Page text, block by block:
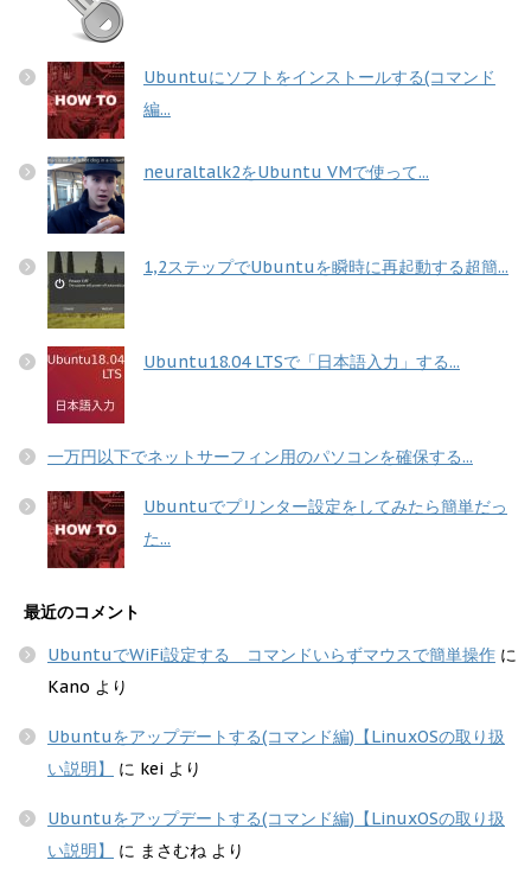
Ubuntuにソフトをインストールする(コマンド
編...
neuraltalk2をUbuntu VMで使って...
1,2ステップでUbuntuを瞬時に再起動する超簡...
Ubuntu18.04 LTSで「日本語入力」する...
一万円以下でネットサーフィン用のパソコンを確保する...
Ubuntuでプリンター設定をしてみたら簡単だっ
た...
最近のコメント
UbuntuでWiFi設定する コマンドいらずマウスで簡単操作 に
Kano より
Ubuntuをアップデートする(コマンド編)【LinuxOSの取り扱
い説明】
に kei より
Ubuntuをアップデートする(コマンド編)【LinuxOSの取り扱
い説明】
に まさむね より